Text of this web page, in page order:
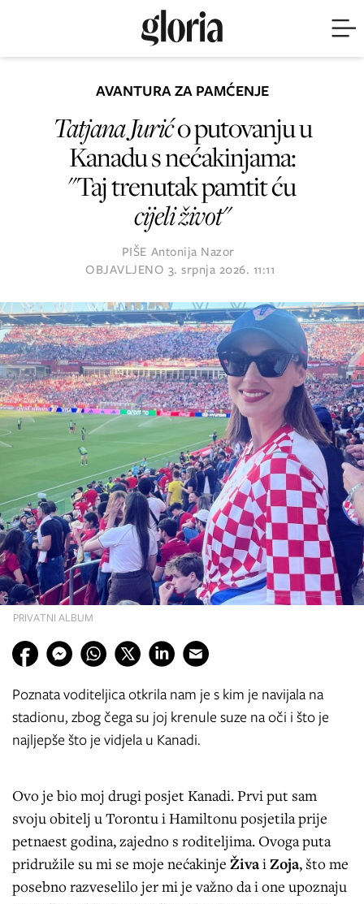
PRIVATNI ALBUM
AVANTURA ZA PAMĆENJE
Tatjana Jurićo putovanju u
Kanadu s nećakinjama:
"Taj trenutak pamtit ću
cijeli život"
PIŠE Antonija Nazor
OBJAVLJENO 3. srpnja 2026. 11:11
Poznata voditeljica otkrila nam je s kim je navijala na
stadionu, zbog čega su joj krenule suze na oči i što je
najljepše što je vidjela u Kanadi.
Ovo je bio moj drugi posjet Kanadi. Prvi put sam
svoju obitelj u Torontu i Hamiltonu posjetila prije
petnaest godina, zajedno s roditeljima. Ovoga puta
pridružile su mi se moje nećakinje ŽivaiZoja, što me
posebno razveselilo jer mi je važno da i one upoznaju